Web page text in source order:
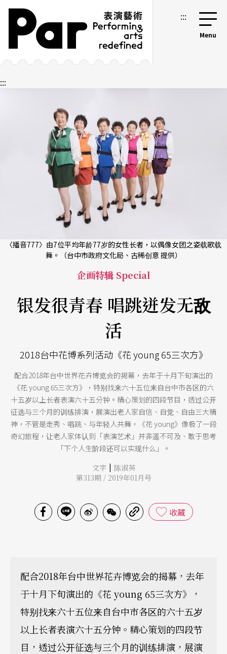
跳到主要内容区块
网站导览 :::
:::
〈播音777〉由7位平均年龄77岁的女性长者，以偶像女团之姿载歌载
舞。（台中市政府文化局、古稀创意 提供）
企画特辑 Special
银发很青春 唱跳迸发无敌
活
2018台中花博系列活动《花 young 65三次方》
配合2018年台中世界花卉博览会的揭幕，去年于十月下旬演出的
《花 young 65三次方》，特别找来六十五位来自台中市各区的六
十五岁以上长者表演六十五分钟。精心策划的四段节目，透过公开
征选与三个月的训练排演，展演出老人家自信、自觉、自由三大精
神，不管是走秀、唱跳、与年轻人共舞，《花 young》像极了一段
奇幻旅程，让老人家体认到「表演艺术」并非遥不可及、敢于思考
「下个人生阶段还可以实现什么」。
文字 | 陈淑英
第313期 / 2019年01月号
收藏
配合2018年台中世界花卉博览会的揭幕，去年
于十月下旬演出的《花 young 65三次方》，
特别找来六十五位来自台中市各区的六十五岁
以上长者表演六十五分钟。精心策划的四段节
目，透过公开征选与三个月的训练排演，展演